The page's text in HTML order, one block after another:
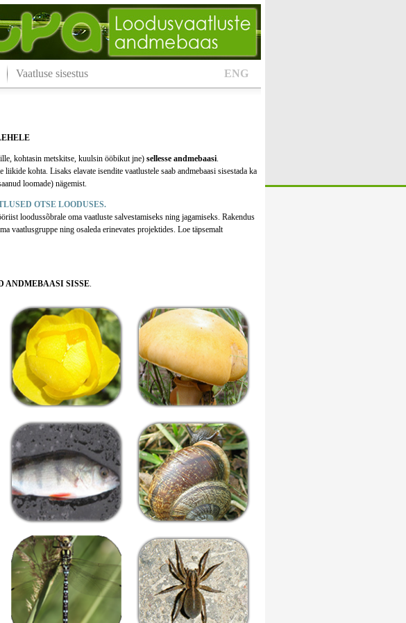
ENG
Vaatluse sisestus
kohtasin metskitse, kuulsin ööbikut jne) sellesse andmebaasi.
kohta. Lisaks elavate isendite vaatlustele saab andmebaasi sisestada ka
loomade) nägemist.
OTSE LOODUSES.
loodussõbrale oma vaatluste salvestamiseks ning jagamiseks. Rakendus
vaatlusgruppe ning osaleda erinevates projektides. Loe täpsemalt
ANDMEBAASI SISSE.